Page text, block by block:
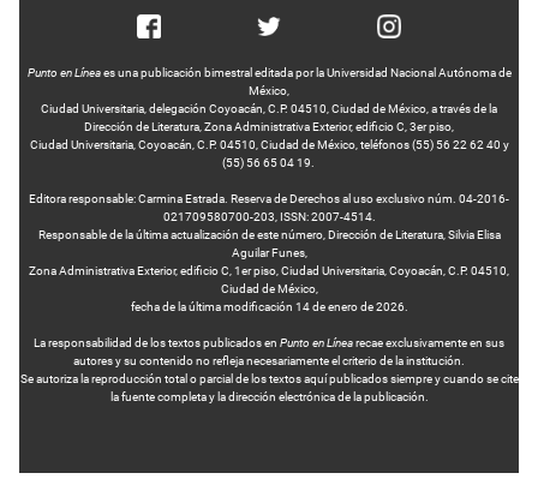
Punto en Líneaes una publicación bimestral editada por la Universidad Nacional Autónoma de
México,
Ciudad Universitaria, delegación Coyoacán, C.P. 04510, Ciudad de México, a través de la
Dirección de Literatura, Zona Administrativa Exterior, edificio C, 3er piso,
Ciudad Universitaria, Coyoacán, C.P. 04510, Ciudad de México, teléfonos (55) 56 22 62 40 y
(55) 56 65 04 19.
Editora responsable: Carmina Estrada. Reserva de Derechos al uso exclusivo núm. 04-2016-
021709580700-203, ISSN: 2007-4514.
Responsable de la última actualización de este número, Dirección de Literatura, Silvia Elisa
Aguilar Funes,
Zona Administrativa Exterior, edificio C, 1er piso, Ciudad Universitaria, Coyoacán, C.P. 04510,
Ciudad de México,
fecha de la última modificación 14 de enero de 2026.
La responsabilidad de los textos publicados en Punto en Línearecae exclusivamente en sus
autores y su contenido no refleja necesariamente el criterio de la institución.
Se autoriza la reproducción total o parcial de los textos aquí publicados siempre y cuando se cite
la fuente completa y la dirección electrónica de la publicación.